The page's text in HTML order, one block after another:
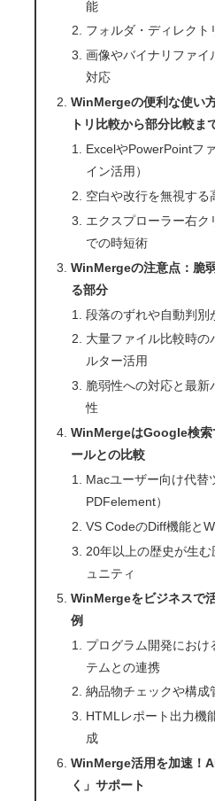
能
フォルダ・ディレクト
画像やバイナリファイ
対応
WinMergeの便利な使い
トリ比較から部分比較ま
ExcelやPowerPointフ
イン活用）
空白や改行を無視する
エクスプローラー右ク
での時短術
WinMergeの注意点：脆
る部分
段落のずれや自動判別
大量ファイル比較時の
ルター活用
脆弱性への対応と最
性
WinMergeはGoogle検索
ールとの比較
Macユーザー向け代替
PDFelement）
VS CodeのDiff機能と
20年以上の歴史が生む
ュニティ
WinMergeをビジネスで
例
プログラム開発におけ
テムとの連携
納品物チェックや構成
HTMLレポート出力機
成
WinMerge活用を加速！
く」サポート